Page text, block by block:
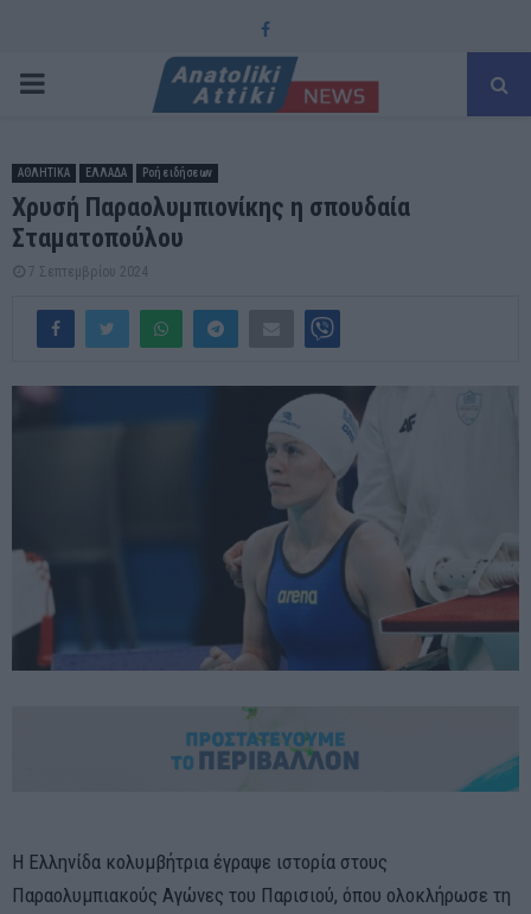
Facebook
PRIMARY
ΑΘΛΗΤΙΚΑ ΕΛΛΑΔΑ Ροή ειδήσεων
Χρυσή Παραολυμπιονίκης η σπουδαία
Σταματοπούλου
7 Σεπτεμβρίου 2024
Η Ελληνίδα κολυμβήτρια έγραψε ιστορία στους
Παραολυμπιακούς Αγώνες του Παρισιού, όπου ολοκλήρωσε τη